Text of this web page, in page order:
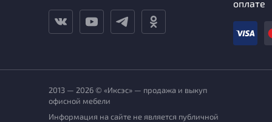
оплате
2013 — 2026 © «Иксэс» — продажа и выкуп
офисной мебели
Информация на сайте не является публичной